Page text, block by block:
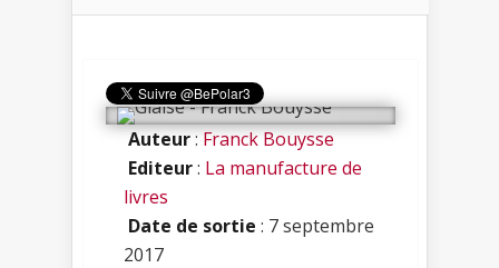
Auteur: Franck Bouysse
Editeur: La manufacture de
livres
Date de sortie : 7 septembre
2017